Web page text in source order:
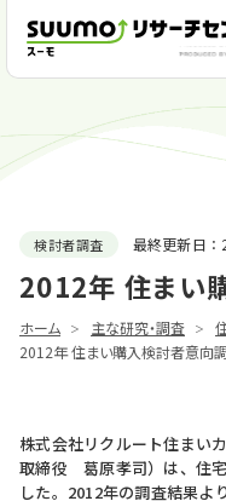
検討者調査 最終更新日：
2012年 住まい
ホーム 主な研究・調査
2012年 住まい購入検討者意向
株式会社リクルート住まい
取締役 葛原孝司）は、住
した。2012年の調査結果よ